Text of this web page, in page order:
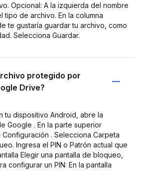
Opcional: A la izquierda del nombre
tipo de archivo. En la columna
te gustaría guardar tu archivo, como
Selecciona Guardar.
protegido por
Drive?
tu dispositivo Android, abre la
Google . En la parte superior
. Selecciona Carpeta
Ingresa el PIN o Patrón actual que
Elegir una pantalla de bloqueo,
configurar un PIN: En la pantalla